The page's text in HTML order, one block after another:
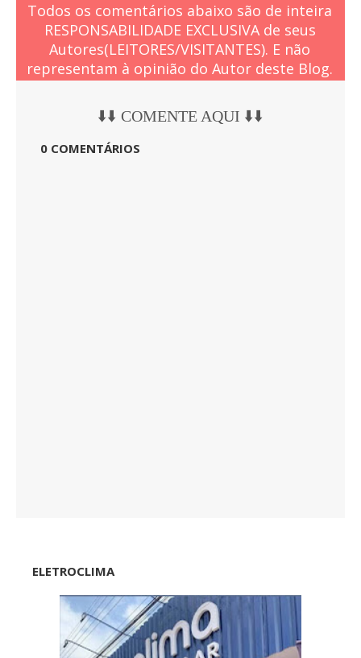
Todos os comentários abaixo são de inteira
RESPONSABILIDADE EXCLUSIVA de seus
Autores(LEITORES/VISITANTES). E não
representam à opinião do Autor deste Blog.
⬇️⬇️ COMENTE AQUI ⬇️⬇️
0 COMENTÁRIOS
ELETROCLIMA